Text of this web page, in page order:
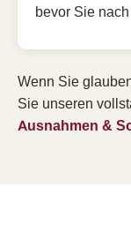
bevor Sie
Wenn Sie
Sie unseren
Ausnahmen &